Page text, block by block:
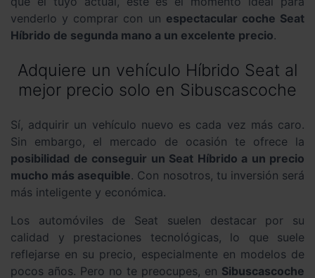
venderlo y comprar con un espectacular coche Seat
Híbrido de segunda mano a un excelente precio.
Adquiere un vehículo Híbrido Seat al
mejor precio solo en Sibuscascoche
Sí, adquirir un vehículo nuevo es cada vez más caro.
Sin embargo, el mercado de ocasión te ofrece la
posibilidad de conseguir un Seat Híbrido a un precio
mucho más asequible. Con nosotros, tu inversión será
más inteligente y económica.
Los automóviles de Seat suelen destacar por su
calidad y prestaciones tecnológicas, lo que suele
reflejarse en su precio, especialmente en modelos de
pocos años. Pero no te preocupes, en Sibuscascoche